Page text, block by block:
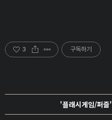
3 구독하기
'플래시게임/퍼즐'